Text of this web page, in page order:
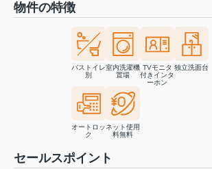
物件の特徴
バストイレ
別
室内洗濯機
置場
TVモニタ
付きインタ
ーホン
独立洗面台
オートロッ
ク
ネット使用
料無料
セールスポイント